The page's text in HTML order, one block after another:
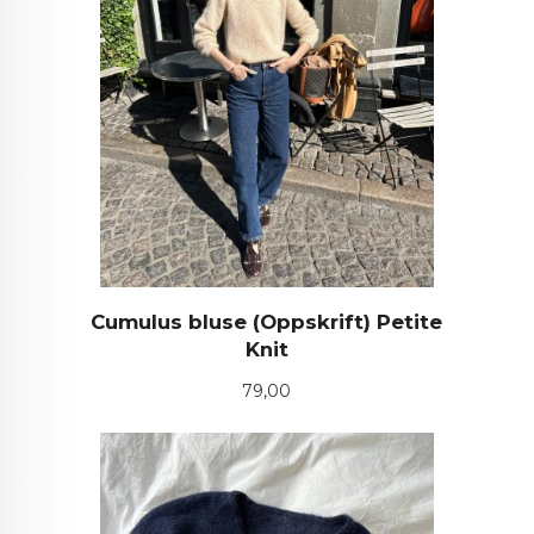
Cumulus bluse (Oppskrift) Petite
Knit
Pris
79,00